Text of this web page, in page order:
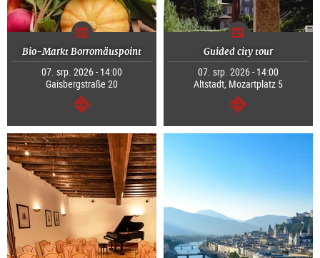
Bio-Markt Borromäuspoint
07. srp. 2026 - 14:00
Gaisbergstraße 20
continue
Guided city tour
07. srp. 2026 - 14:00
Altstadt, Mozartplatz 5
continue